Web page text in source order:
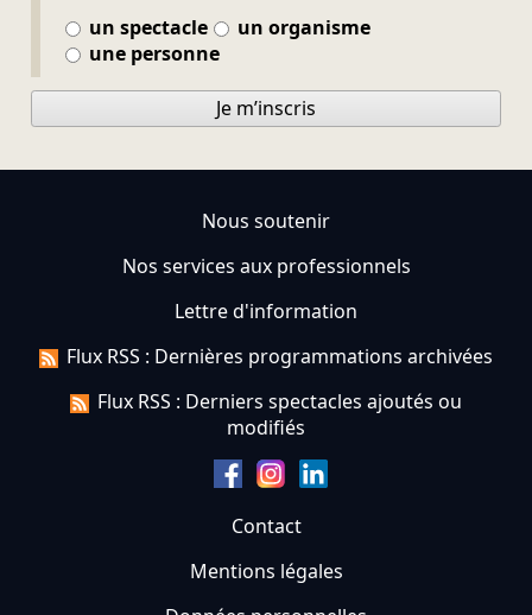
un spectacle
un organisme
une personne
Je m’inscris
Nous soutenir
Nos services aux professionnels
Lettre d'information
Flux RSS : Dernières programmations archivées
Flux RSS : Derniers spectacles ajoutés ou
modifiés
Contact
Mentions légales